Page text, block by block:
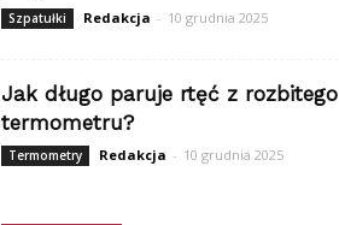
Szpatułki Redakcja - 10 grudnia 2025
Jak długo paruje rtęć z rozbitego
termometru?
Termometry Redakcja - 10 grudnia 2025